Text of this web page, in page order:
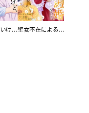
好きじゃないけど、抱いてください【電子単行本版／特典おまけ付き】 聖女不在による仮初め婚なのに、不器用な王太子に溺愛されています【電子単行本版／特典おまけ付き】